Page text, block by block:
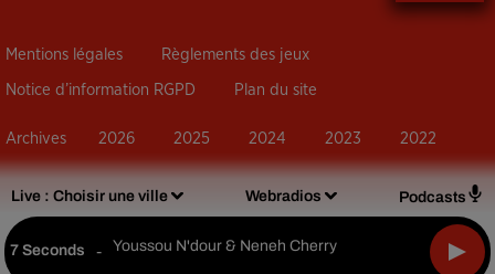
Live : Choisir une ville Webradios Podcasts
7 Seconds - Youssou N'dour & Neneh Cherry
Mentions légales Règlements des jeux
Notice d’information RGPD Plan du site
Archives 2026 2025 2024 2023 2022